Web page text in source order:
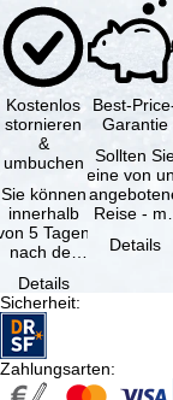
Kostenlos
stornieren
&
umbuchen
Sie können
innerhalb
5 Tagen
nach der
kostenfrei
…
Details
Best-
Garantie
Sollten
eine von
Reise - mit
Leistung
Details
Sicherheit:
Zahlungsarten: